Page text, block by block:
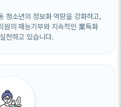
청소년의 정보화 역량을 강화하고,
원의 재능기부와 지속적인 業특화
천하고 있습니다.